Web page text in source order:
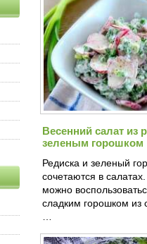
Весенний салат из
зеленым горошком
Редиска и зеленый
сочетаются в
можно
сладким горошком из